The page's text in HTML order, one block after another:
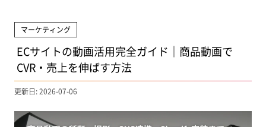
マーケティング
ECサイトの動画活用完全ガイド｜商品動画で
CVR・売上を伸ばす方法
更新日: 2026-07-06